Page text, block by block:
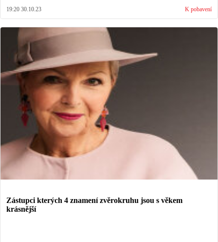
19:20 30.10.23 K pobavení
Zástupci kterých 4 znamení zvěrokruhu jsou s věkem
krásnější